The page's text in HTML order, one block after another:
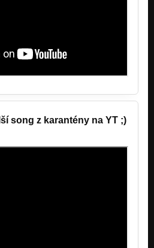
song z karantény na YT ;)